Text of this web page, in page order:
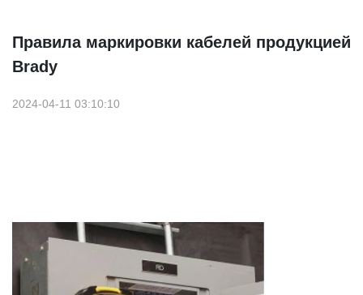
Правила маркировки кабелей продукцией
Brady
2024-04-11 03:10:10